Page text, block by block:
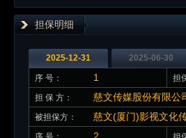
担保明细
2025-12-31 2025-06-30
序 号： 1 担
担 保 方： 慈文传媒股份有限公
被担保方： 慈文(厦门)影视文化
2